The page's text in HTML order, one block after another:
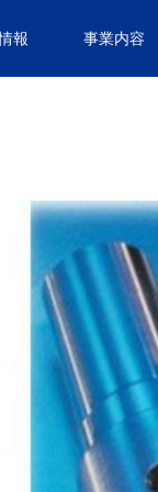
報 事業内容